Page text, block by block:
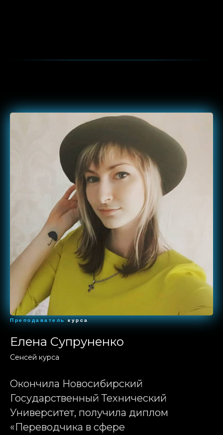
Преподавателькурса
Елена Супруненко
Сенсей курса
Окончила Новосибирский
Государственный Технический
Университет, получила диплом
«Переводчика в сфере